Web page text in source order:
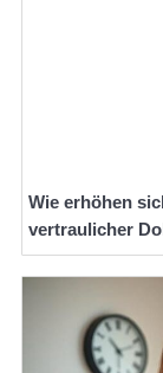
Wie erhöhen
vertraulicher